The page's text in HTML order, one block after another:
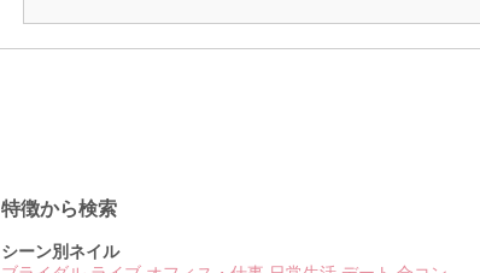
特徴から検索
シーン別ネイル